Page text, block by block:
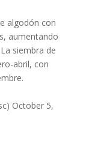
algodón con
aumentando
siembra de
abril, con
October 5,